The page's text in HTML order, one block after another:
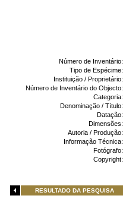
Número de Inventário:
Tipo de Espécime:
Instituição / Proprietário:
Número de Inventário do Objecto:
Categoria:
Denominação / Título:
Datação:
Dimensões:
Autoria / Produção:
Informação Técnica:
Fotógrafo:
Copyright:
RESULTADO DA PESQUISA